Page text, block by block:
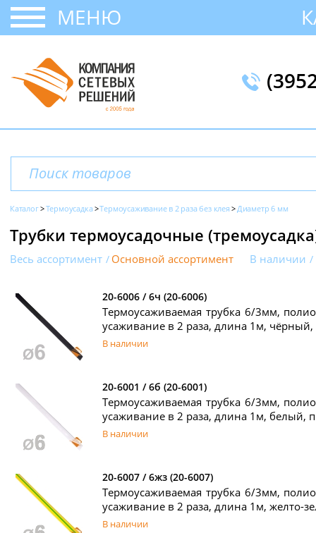
МЕНЮ
Каталог Термоусадка Термоусаживание в 2 раза без клея Диаметр 6 мм
Трубки термоусадочные
Весь ассортимент Основной ассортимент В наличии
20-6006 / 6ч (20-6006)
Термоусаживаемая трубка 6/3мм,
усаживание в 2 раза, длина 1м, чёрный,
В наличии
20-6001 / 6б (20-6001)
Термоусаживаемая трубка 6/3мм,
усаживание в 2 раза, длина 1м, белый,
В наличии
20-6007 / 6жз (20-6007)
Термоусаживаемая трубка 6/3мм,
усаживание в 2 раза, длина 1м, желто-
В наличии